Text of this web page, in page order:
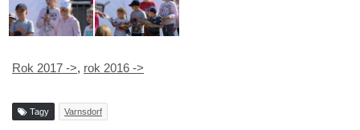
Rok 2017 ->, rok 2016 ->
Tagy Varnsdorf